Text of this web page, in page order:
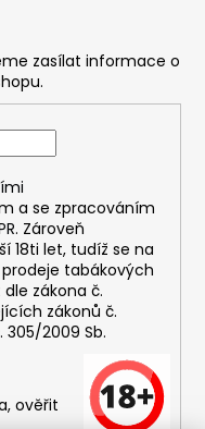
zasílat informace o
a se zpracováním
. Zároveň
18ti let, tudíž se na
tabákových
zákona č.
zákonů č.
305/2009 Sb.
ověřit